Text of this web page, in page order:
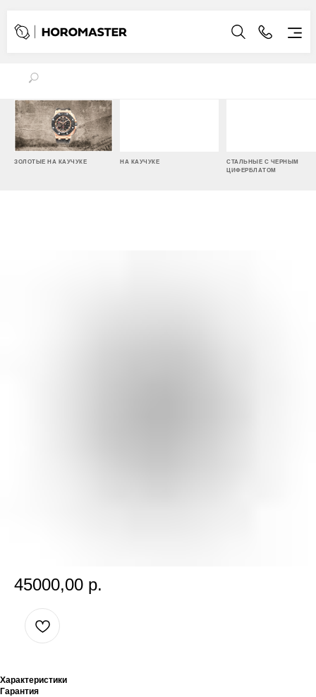
ЗОЛОТЫЕ НА КАУЧУКЕ НА КАУЧУКЕ
СТАЛЬНЫЕ С ЧЕРНЫМ
ЦИФЕРБЛАТОМ
45000,00 р.
Характеристики
Гарантия